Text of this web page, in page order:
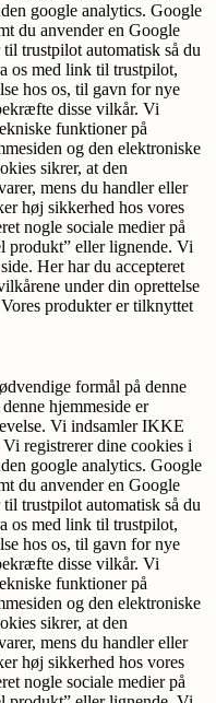
google analytics. Google
du anvender en Google
trustpilot automatisk så du
os med link til trustpilot,
hos os, til gavn for nye
disse vilkår. Vi
funktioner på
og den elektroniske
sikrer, at den
mens du handler eller
høj sikkerhed hos vores
nogle sociale medier på
produkt” eller lignende. Vi
Her har du accepteret
under din oprettelse
produkter er tilknyttet
formål på denne
hjemmeside er
Vi indsamler IKKE
registrerer dine cookies i
google analytics. Google
du anvender en Google
trustpilot automatisk så du
os med link til trustpilot,
hos os, til gavn for nye
disse vilkår. Vi
funktioner på
og den elektroniske
sikrer, at den
mens du handler eller
høj sikkerhed hos vores
nogle sociale medier på